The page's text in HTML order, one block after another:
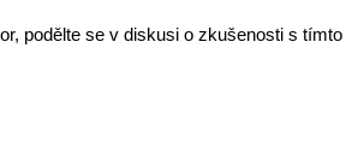
podělte se v diskusi o zkušenosti s